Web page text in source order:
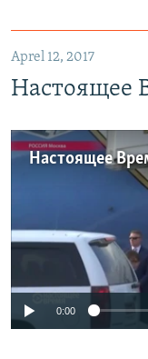
Aprel 12, 2017
Настоящее
Настоящее
No media
0:00